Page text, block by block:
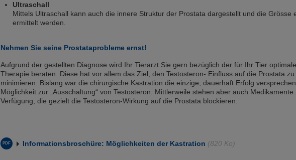
Ultraschall
Mittels Ultraschall kann auch die innere Struktur der Prostata dargestellt und die Grösse
ermittelt werden.
Nehmen Sie seine Prostataprobleme ernst!
Aufgrund der gestellten Diagnose wird Ihr Tierarzt Sie gern bezüglich der für Ihr Tier
Therapie beraten. Diese hat vor allem das Ziel, den Testosteron- Einfluss auf die Prostata zu
minimieren. Bislang war die chirurgische Kastration die einzige, dauerhaft Erfolg
Möglichkeit zur „Ausschaltung“ von Testosteron. Mittlerweile stehen aber auch Medikamente
Verfügung, die gezielt die Testosteron-Wirkung auf die Prostata blockieren.
Informationsbroschüre: Möglichkeiten der Kastration (820 Ko)